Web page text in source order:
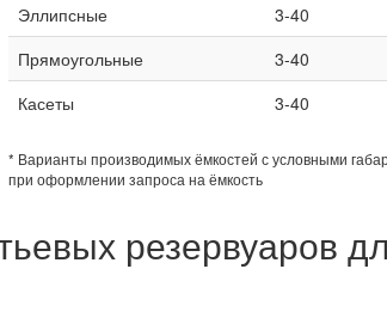
Эллипсные
3-40
Прямоугольные
3-40
Касеты
3-40
* Варианты производимых ёмкостей с условными
при оформлении запроса на ёмкость
резервуаров